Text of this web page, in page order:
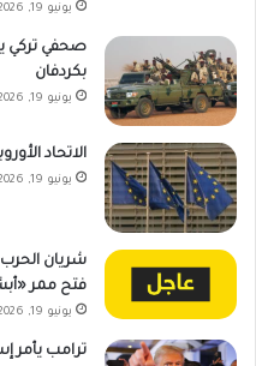
يونيو 19, 2026
صحفي تركي
بكردفان
يونيو 19, 2026
الاتحاد
يونيو 19, 2026
شريان
فتح ممر
يونيو 19, 2026
ترامب يأمر